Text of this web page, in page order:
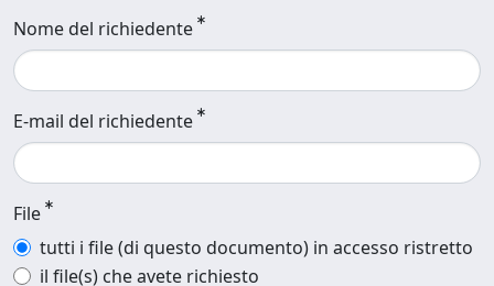
Nome del richiedente
E-mail del richiedente
File
tutti i file (di questo documento) in accesso ristretto
il file(s) che avete richiesto